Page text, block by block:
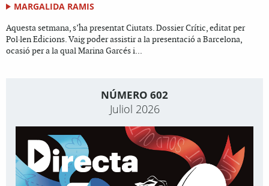
MARGALIDA RAMIS
Aquesta setmana, s’ha presentat Ciutats. Dossier Crític, editat per
Pol·len Edicions. Vaig poder assistir a la presentació a Barcelona,
ocasió per a la qual Marina Garcés i...
NÚMERO 602
Juliol 2026